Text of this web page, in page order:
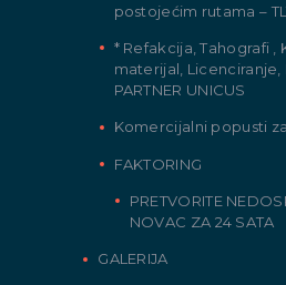
postojećim rutama –
* Refakcija, Tahografi ,
materijal, Licenciranje,
PARTNER UNICUS
Komercijalni popusti
FAKTORING
PRETVORITE
NOVAC ZA 24 SATA
GALERIJA